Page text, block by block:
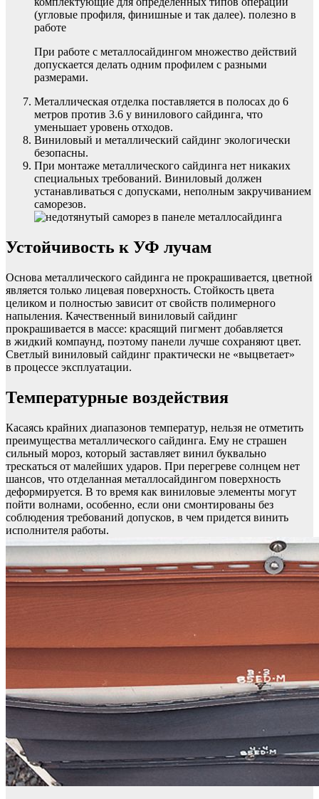
(угловые профиля, финишные и так далее). полезно в
работе
При работе с металлосайдингом множество действий
допускается делать одним профилем с разными
размерами.
Металлическая отделка поставляется в полосах до 6
метров против 3.6 у винилового сайдинга, что
уменьшает уровень отходов.
Виниловый и металлический сайдинг экологически
безопасны.
При монтаже металлического сайдинга нет никаких
специальных требований. Виниловый должен
устанавливаться с допусками, неполным закручиванием
саморезов.
Устойчивость к УФ лучам
Основа металлического сайдинга не прокрашивается, цветной
является только лицевая поверхность. Стойкость цвета
целиком и полностью зависит от свойств полимерного
напыления. Качественный виниловый сайдинг
прокрашивается в массе: красящий пигмент добавляется
в жидкий компаунд, поэтому панели лучше сохраняют цвет.
Светлый виниловый сайдинг практически не «выцветает»
в процессе эксплуатации.
Температурные воздействия
Касаясь крайних диапазонов температур, нельзя не отметить
преимущества металлического сайдинга. Ему не страшен
сильный мороз, который заставляет винил буквально
трескаться от малейших ударов. При перегреве солнцем нет
шансов, что отделанная металлосайдингом поверхность
деформируется. В то время как виниловые элементы могут
пойти волнами, особенно, если они смонтированы без
соблюдения требований допусков, в чем придется винить
исполнителя работы.